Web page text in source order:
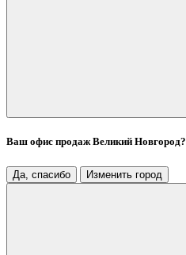
Ваш офис продажВеликий Новгород?
Да, спасибо Изменить город